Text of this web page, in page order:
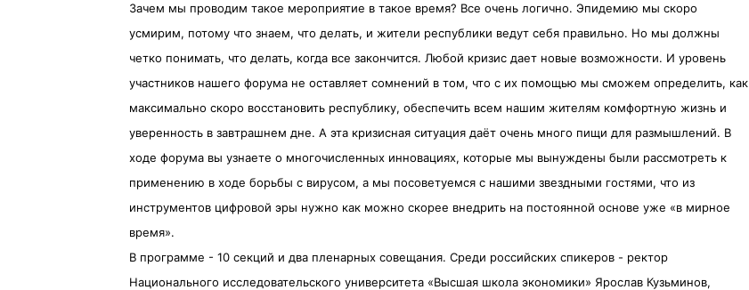
Зачем мы проводим такое мероприятие в такое время? Все очень логично. Эпидемию мы скоро
усмирим, потому что знаем, что делать, и жители республики ведут себя правильно. Но мы должны
четко понимать, что делать, когда все закончится. Любой кризис дает новые возможности. И уровень
участников нашего форума не оставляет сомнений в том, что с их помощью мы сможем определить, как
максимально скоро восстановить республику, обеспечить всем нашим жителям комфортную жизнь и
уверенность в завтрашнем дне. А эта кризисная ситуация даёт очень много пищи для размышлений. В
ходе форума вы узнаете о многочисленных инновациях, которые мы вынуждены были рассмотреть к
применению в ходе борьбы с вирусом, а мы посоветуемся с нашими звездными гостями, что из
инструментов цифровой эры нужно как можно скорее внедрить на постоянной основе уже «в мирное
время».
В программе - 10 секций и два пленарных совещания. Среди российских спикеров - ректор
Национального исследовательского университета «Высшая школа экономики» Ярослав Кузьминов,